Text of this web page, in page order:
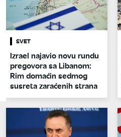
SVET
Izrael najavio novu rundu
pregovora sa Libanom:
Rim domaćin sedmog
susreta zaraćenih strana